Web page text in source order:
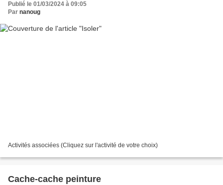
Publié le 01/03/2024 à 09:05
Par nanoug
Activités associées (Cliquez sur l'activité de votre choix)
Cache-cache peinture